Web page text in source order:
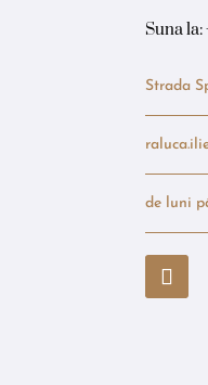
Suna la:
Strada
de luni